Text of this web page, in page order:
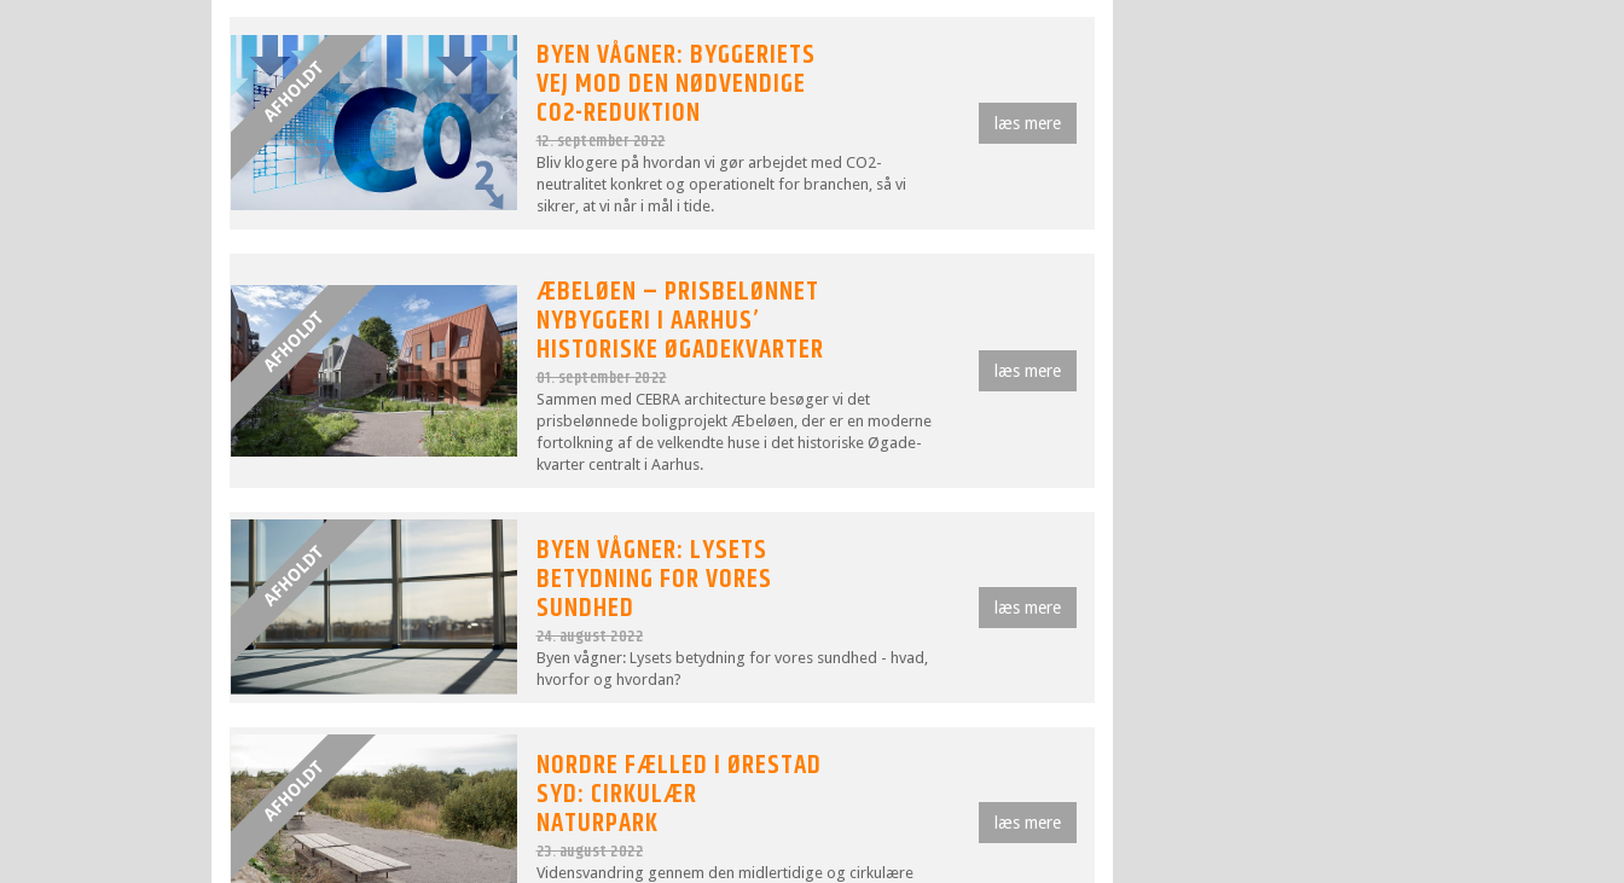
BYEN VÅGNER: BYGGERIETS
VEJ MOD DEN NØDVENDIGE
CO2-REDUKTION
12. september 2022
Bliv klogere på hvordan vi gør arbejdet med CO2-
neutralitet konkret og operationelt for branchen, så vi
sikrer, at vi når i mål i tide.
læs mere
ÆBELØEN – PRISBELØNNET
NYBYGGERI I AARHUS’
HISTORISKE ØGADEKVARTER
01. september 2022
Sammen med CEBRA architecture besøger vi det
prisbelønnede boligprojekt Æbeløen, der er en moderne
fortolkning af de velkendte huse i det historiske Øgade-
kvarter centralt i Aarhus.
læs mere
BYEN VÅGNER: LYSETS
BETYDNING FOR VORES
SUNDHED
24. august 2022
Byen vågner: Lysets betydning for vores sundhed - hvad,
hvorfor og hvordan?
læs mere
NORDRE FÆLLED I ØRESTAD
SYD: CIRKULÆR
NATURPARK
23. august 2022
Vidensvandring gennem den midlertidige og cirkulære
læs mere